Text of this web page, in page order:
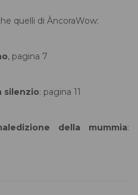
quelli di ÀncoraWow:
, pagina 7
silenzio: pagina 11
della mummia: